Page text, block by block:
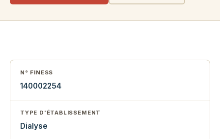
N° FINESS
140002254
TYPE D'ÉTABLISSEMENT
Dialyse